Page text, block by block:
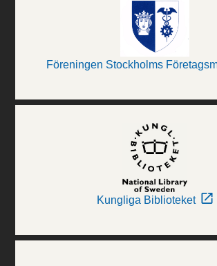
Föreningen Stockholms
Kungliga Biblioteket